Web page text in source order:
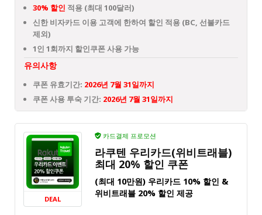
30% 할인 적용 (최대 100달러)
신한 비자카드 이용 고객에 한하여 할인 적용 (BC, 선불카드
제외)
1인 1회까지 할인쿠폰 사용 가능
유의사항
쿠폰 유효기간: 2026년 7월 31일까지
쿠폰 사용 투숙 기간: 2026년 7월 31일까지
DEAL
카드결제 프로모션
라쿠텐 우리카드(위비트래블)
최대 20% 할인 쿠폰
(최대 10만원) 우리카드 10% 할인 &
위비트래블 20% 할인 제공